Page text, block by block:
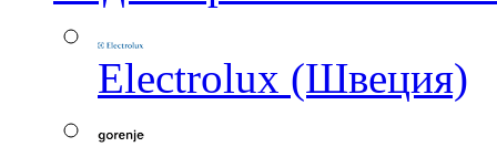
Electrolux (Швеция)